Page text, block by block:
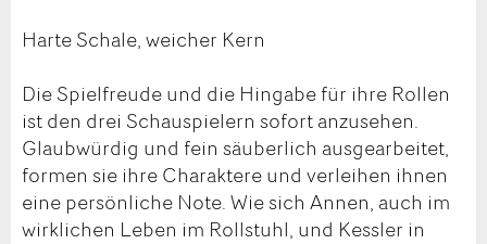
Harte Schale, weicher Kern
Die Spielfreude und die Hingabe für ihre Rollen
ist den drei Schauspielern sofort anzusehen.
Glaubwürdig und fein säuberlich ausgearbeitet,
formen sie ihre Charaktere und verleihen ihnen
eine persönliche Note. Wie sich Annen, auch im
wirklichen Leben im Rollstuhl, und Kessler in